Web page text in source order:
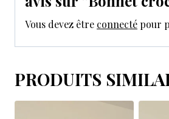
Vous devez être connecté pour
PRODUITS